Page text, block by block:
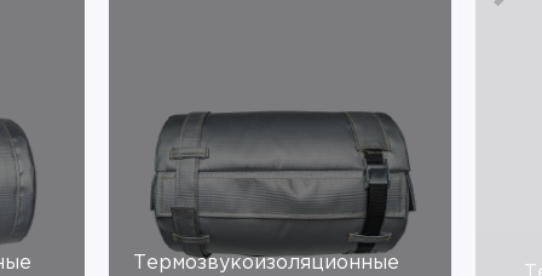
Термозвукоизоляционные